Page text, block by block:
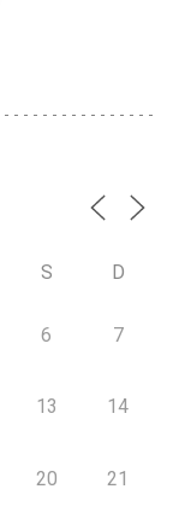
S D
6 7
13 14
20 21